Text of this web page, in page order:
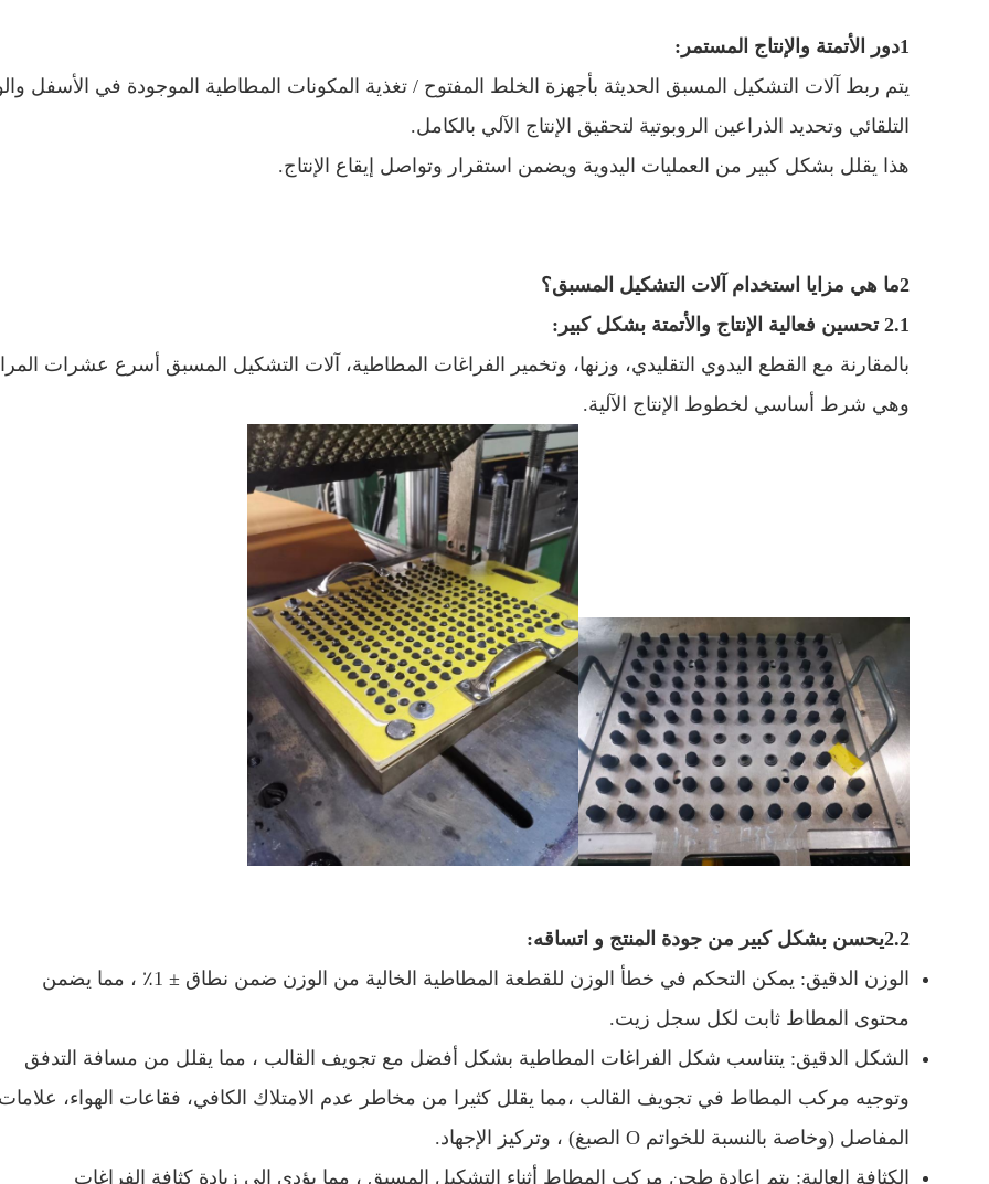
1دور الأتمتة والإنتاج المستمر:
يتم ربط آلات التشكيل المسبق الحديثة بأجهزة الخلط المفتوح / تغذية المكونات المطاطية الموجودة في الأسفل
التلقائي وتحديد الذراعين الروبوتية لتحقيق الإنتاج الآلي بالكامل.
هذا يقلل بشكل كبير من العمليات اليدوية ويضمن استقرار وتواصل إيقاع الإنتاج.
2ما هي مزايا استخدام آلات التشكيل المسبق؟
2.1 تحسين فعالية الإنتاج والأتمتة بشكل كبير:
بالمقارنة مع القطع اليدوي التقليدي، وزنها، وتخمير الفراغات المطاطية، آلات التشكيل المسبق أسرع عشرات
وهي شرط أساسي لخطوط الإنتاج الآلية.
2.2يحسن بشكل كبير من جودة المنتج و اتساقه:
الوزن الدقيق: يمكن التحكم في خطأ الوزن للقطعة المطاطية الخالية من الوزن ضمن نطاق ± 1٪ ، مما يضمن
محتوى المطاط ثابت لكل سجل زيت.
الشكل الدقيق: يتناسب شكل الفراغات المطاطية بشكل أفضل مع تجويف القالب ، مما يقلل من مسافة التدفق
وتوجيه مركب المطاط في تجويف القالب ،مما يقلل كثيرا من مخاطر عدم الامتلاك الكافي، فقاعات الهواء،
المفاصل (وخاصة بالنسبة للخواتم O الصبغ) ، وتركيز الإجهاد.
الكثافة العالية: يتم إعادة طحن مركب المطاط أثناء التشكيل المسبق ، مما يؤدي إلى زيادة كثافة الفراغات